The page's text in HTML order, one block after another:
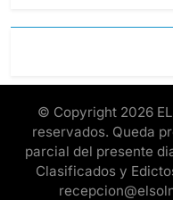
© Copyright 2026
reservados. Queda
parcial del presente
Clasificados y